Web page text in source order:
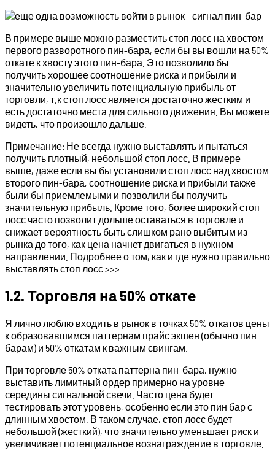
В примере выше можно разместить стоп лосс на хвостом
первого разворотного пин-бара, если бы вы вошли на 50%
откате к хвосту этого пин-бара. Это позволило бы
получить хорошее соотношение риска и прибыли и
значительно увеличить потенциальную прибыль от
торговли, т.к стоп лосс является достаточно жестким и
есть достаточно места для сильного движения. Вы можете
видеть, что произошло дальше.
Примечание: Не всегда нужно выставлять и пытаться
получить плотный, небольшой стоп лосс. В примере
выше, даже если вы бы установили стоп лосс над хвостом
второго пин-бара, соотношение риска и прибыли также
были бы приемлемыми и позволили бы получить
значительную прибыль. Кроме того, более широкий стоп
лосс часто позволит дольше оставаться в торговле и
снижает вероятность быть слишком рано выбитым из
рынка до того, как цена начнет двигаться в нужном
направлении. Подробнее о том, как и где нужно правильно
выставлять стоп лосс >>>
1.2. Торговля на 50% откате
Я лично люблю входить в рынок в точках 50% откатов цены
к образовавшимся паттернам прайс экшен (обычно пин
барам) и 50% откатам к важным свингам.
При торговле 50% отката паттерна пин-бара, нужно
выставить лимитный ордер примерно на уровне
середины сигнальной свечи. Часто цена будет
тестировать этот уровень, особенно если это пин бар с
длинным хвостом. В таком случае, стоп лосс будет
небольшой (жесткий), что значительно уменьшает риск и
увеличивает потенциальное вознаграждение в торговле.